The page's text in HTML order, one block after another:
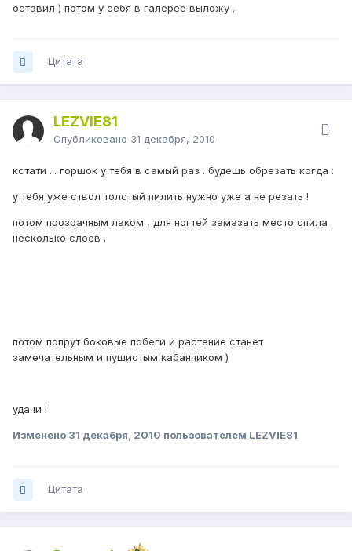
оставил ) потом у себя в галерее выложу .
Цитата
LEZVIE81
Опубликовано 31 декабря, 2010
кстати ... горшок у тебя в самый раз . будешь обрезать когда :
у тебя уже ствол толстый пилить нужно уже а не резать !
потом прозрачным лаком , для ногтей замазать место спила .
несколько слоёв .
потом попрут боковые побеги и растение станет
замечательным и пушистым кабанчиком )
удачи !
Изменено 31 декабря, 2010 пользователем LEZVIE81
Цитата